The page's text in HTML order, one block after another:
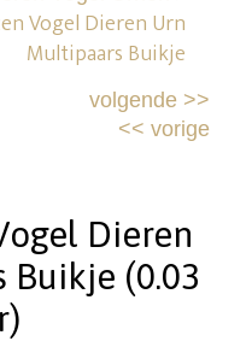
Vogel Dieren Urn
Multipaars Buikje
volgende>>
<< vorige
Dieren
(0.03